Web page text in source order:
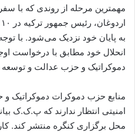
مهمترین مرحله از روندی که با
به پایان خود نزدیک می‌شود. با
انحلال خود مطابق با درخواست
دموکراتیک و حزب عدالت و
منابع حزب دموکرات دموکراتیک
امنیتی انتظار ندارند که پ.ک.ک
محل برگزاری کنگره منتشر کند.